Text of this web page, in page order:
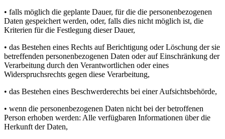
• falls möglich die geplante Dauer, für die die personenbezogenen
Daten gespeichert werden, oder, falls dies nicht möglich ist, die
Kriterien für die Festlegung dieser Dauer,
• das Bestehen eines Rechts auf Berichtigung oder Löschung der sie
betreffenden personenbezogenen Daten oder auf Einschränkung der
Verarbeitung durch den Verantwortlichen oder eines
Widerspruchsrechts gegen diese Verarbeitung,
• das Bestehen eines Beschwerderechts bei einer Aufsichtsbehörde,
• wenn die personenbezogenen Daten nicht bei der betroffenen
Person erhoben werden: Alle verfügbaren Informationen über die
Herkunft der Daten,